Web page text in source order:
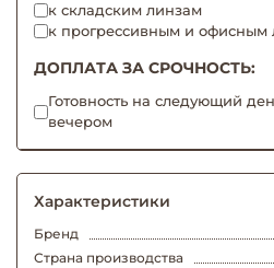
к складским линзам
к прогрессивным и офисным
ДОПЛАТА ЗА СРОЧНОСТЬ:
Готовность на следующий
вечером
Характеристики
Бренд
Страна производства